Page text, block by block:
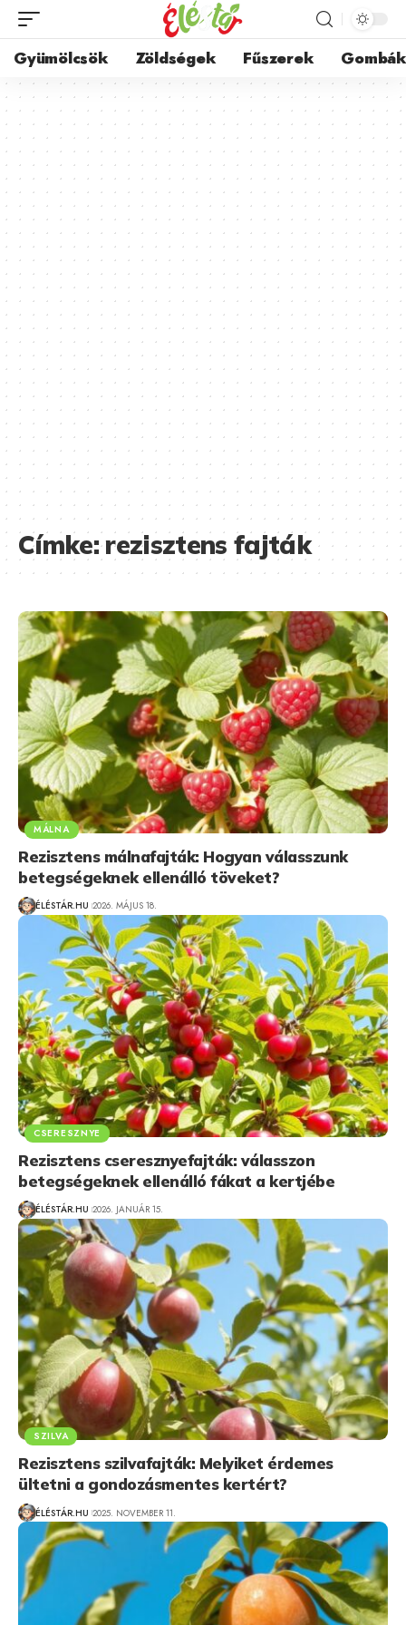
Gyümölcsök Zöldségek Fűszerek Gombák
Címke:rezisztens fajták
MÁLNA
Rezisztens málnafajták: Hogyan válasszunk
betegségeknek ellenálló töveket?
ÉLÉSTÁR.HU 2026. MÁJUS 18.
CSERESZNYE
Rezisztens cseresznyefajták: válasszon
betegségeknek ellenálló fákat a kertjébe
ÉLÉSTÁR.HU 2026. JANUÁR 15.
SZILVA
Rezisztens szilvafajták: Melyiket érdemes
ültetni a gondozásmentes kertért?
ÉLÉSTÁR.HU 2025. NOVEMBER 11.